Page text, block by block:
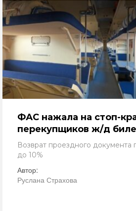
ФАС нажала на стоп-
перекупщиков ж/д
Возврат проездного документа
до 10%
Автор:
Руслана Страхова